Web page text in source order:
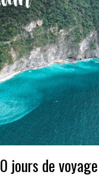
jours de